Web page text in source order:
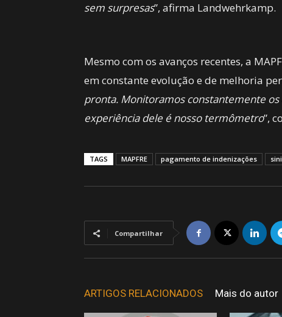
sem surpresas”, afirma Landwehrkamp.
Mesmo com os avanços recentes, a
em constante evolução e de melhoria
pronta. Monitoramos constantemente
experiência dele é nosso termômetro”,
TAGS MAPFRE pagamento de indenizações
Compartilhar
ARTIGOS RELACIONADOS Mais do autor